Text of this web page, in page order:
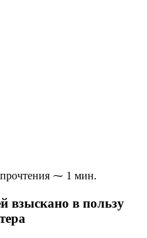
⁓ 1 мин.
взыскано в пользу